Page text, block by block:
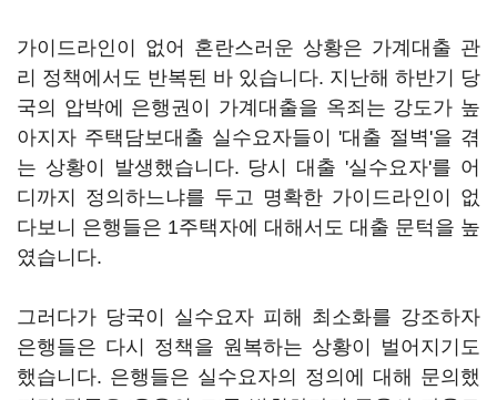
가이드라인이 없어 혼란스러운 상황은 가계대출 관
리 정책에서도 반복된 바 있습니다. 지난해 하반기 당
국의 압박에 은행권이 가계대출을 옥죄는 강도가 높
아지자 주택담보대출 실수요자들이 '대출 절벽'을 겪
는 상황이 발생했습니다. 당시 대출 '실수요자'를 어
디까지 정의하느냐를 두고 명확한 가이드라인이 없
다보니 은행들은 1주택자에 대해서도 대출 문턱을 높
였습니다.
그러다가 당국이 실수요자 피해 최소화를 강조하자
은행들은 다시 정책을 원복하는 상황이 벌어지기도
했습니다. 은행들은 실수요자의 정의에 대해 문의했